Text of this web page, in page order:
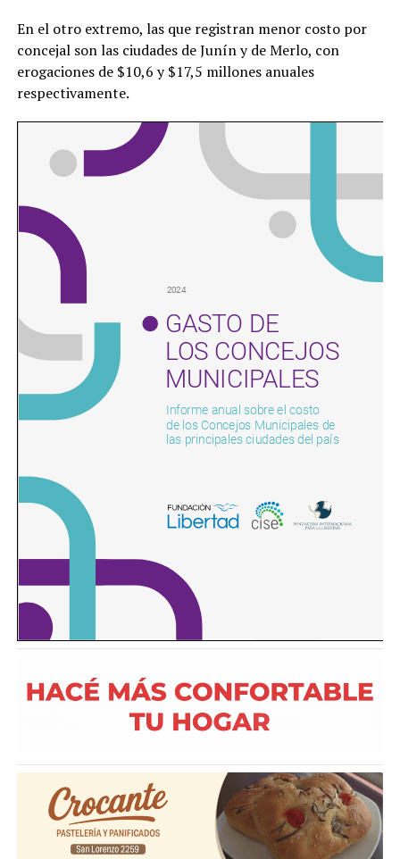
En el otro extremo, las que registran menor costo por
concejal son las ciudades de Junín y de Merlo, con
erogaciones de $10,6 y $17,5 millones anuales
respectivamente.